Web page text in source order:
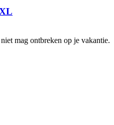
mag ontbreken op je vakantie.